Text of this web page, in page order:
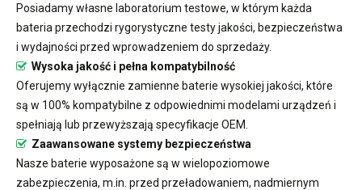
Posiadamy własne laboratorium testowe, w którym każda
bateria przechodzi rygorystyczne testy jakości, bezpieczeństwa
i wydajności przed wprowadzeniem do sprzedaży.
Wysoka jakość i pełna kompatybilność
Oferujemy wyłącznie zamienne baterie wysokiej jakości, które
są w 100% kompatybilne z odpowiednimi modelami urządzeń i
spełniają lub przewyższają specyfikacje OEM.
Zaawansowane systemy bezpieczeństwa
Nasze baterie wyposażone są w wielopoziomowe
zabezpieczenia, m.in. przed przeładowaniem, nadmiernym